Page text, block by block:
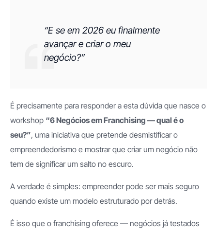
“E se em 2026 eu finalmente
avançar e criar o meu
negócio?”
É precisamente para responder a esta dúvida que nasce o
workshop “6 Negócios em Franchising — qual é o
seu?”, uma iniciativa que pretende desmistificar o
empreendedorismo e mostrar que criar um negócio não
tem de significar um salto no escuro.
A verdade é simples: empreender pode ser mais seguro
quando existe um modelo estruturado por detrás.
É isso que o franchising oferece — negócios já testados